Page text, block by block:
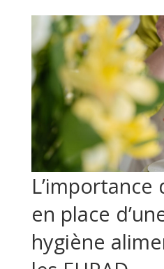
L’importance
en place
hygiène